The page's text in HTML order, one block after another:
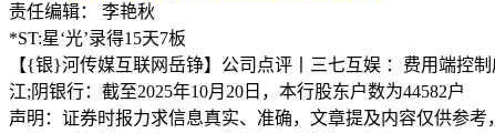
责任编辑： 李艳秋
*ST:星‘光’录得15天7板
【{银}河传媒互联网岳铮】公司点评丨三七互娱 ：费用端控
江;阴银行：截至2025年10月20日，本行股东户数为44582户
声明：证券时报力求信息真实、准确，文章提及内容仅供参